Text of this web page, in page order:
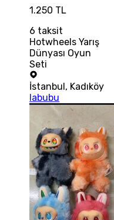
1.250 TL
6 taksit
Hotwheels Yarış
Dünyası Oyun
Seti
İstanbul, Kadıköy
labubu